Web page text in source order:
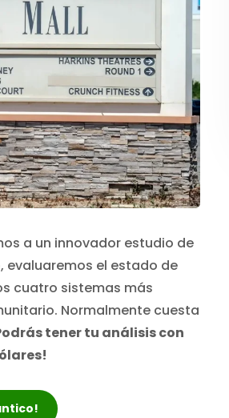
a un innovador estudio de
evaluaremos el estado de
cuatro sistemas más
Normalmente cuesta
tener tu análisis con